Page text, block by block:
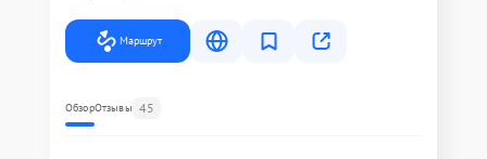
Маршрут
ОбзорОтзывы 45